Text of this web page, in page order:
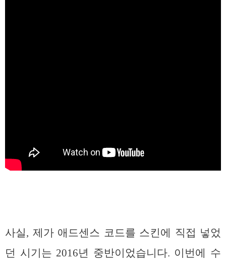
사실, 제가 애드센스 코드를 스킨에 직접 넣었
던 시기는 2016년 중반이었습니다. 이번에 수